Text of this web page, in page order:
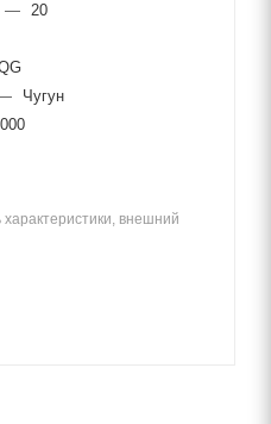
— 20
Чугун
внешний